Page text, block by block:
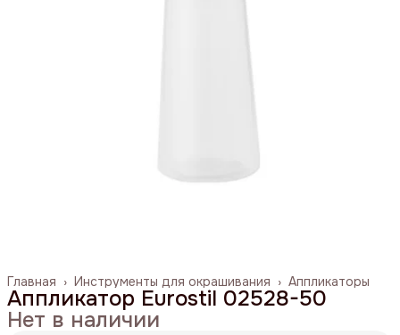
Аппликаторы
Инструменты для окрашивания ›
Главная ›
Аппликатор Eurostil 02528-50
Нет в наличии